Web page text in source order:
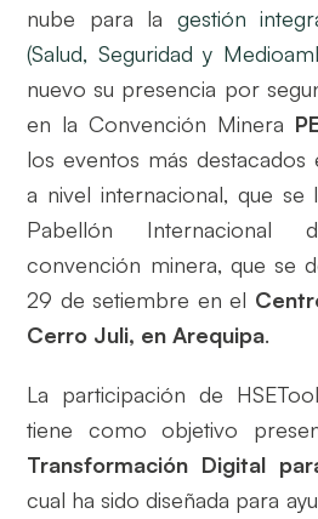
nube para la gestión
(Salud, Seguridad y
nuevo su presencia por
en la Convención Minera
los eventos más
a nivel internacional, que
Pabellón Internacional
convención minera, que se
29 de setiembre en el
Cerro Juli, en Arequipa.
La participación de
tiene como objetivo
Transformación Digital
cual ha sido diseñada para